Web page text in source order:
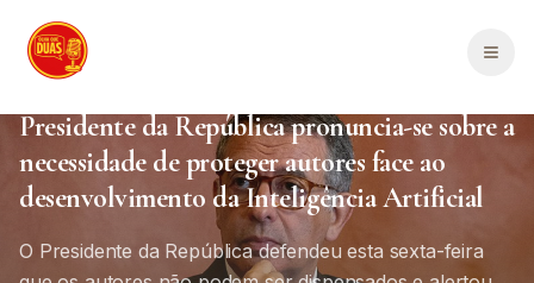
Política Portugal
Presidente da República pronuncia-se sobre a
necessidade de proteger autores face ao
desenvolvimento da Inteligência Artificial
O Presidente da República defendeu esta sexta-feira